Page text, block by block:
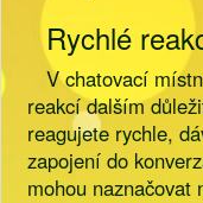
Rychlé
V chatovací
reakcí dalším
reagujete rychle,
zapojení do
mohou naznačovat